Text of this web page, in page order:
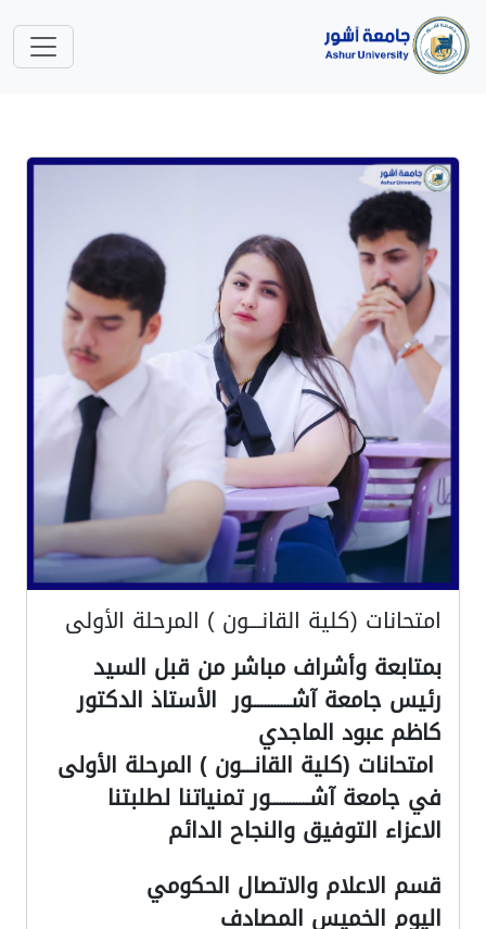
امتحانات (كلية القانــــون ) المرحلة الأولى
بمتابعة وأشراف مباشر من قبل السيد
رئيس جامعة آشــــــــــــور الأستاذ الدكتور
كاظم عبود الماجدي
‎‏‎ امتحانات (كلية القانــــون ) المرحلة الأولى
في جامعة آشــــــــــــور تمنياتنا لطلبتنا
الاعزاء التوفيق والنجاح الدائم